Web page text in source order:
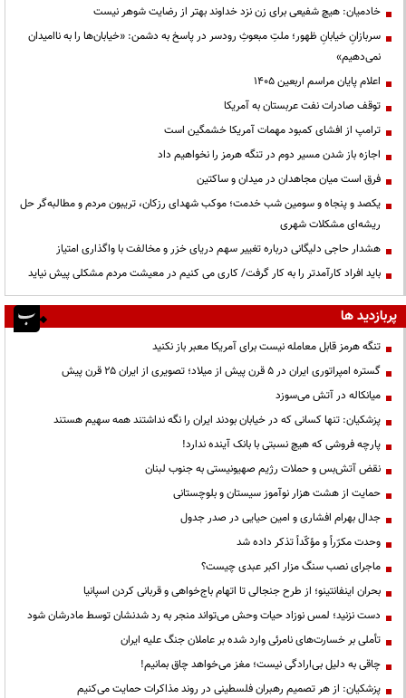
خادمیان: هیچ شفیعی برای زن نزد خداوند بهتر از رضایت شوهر نیست
سربازانِ خیابانِ ظهور؛ ملتِ مبعوثِ رودسر در پاسخ به دشمن: «خیابان‌ها را به ناامیدان
نمی‌دهیم»
اعلام پایان مراسم اربعین ۱۴۰۵
توقف صادرات نفت عربستان به آمریکا
ترامپ از افشای کمبود مهمات آمریکا خشمگین است
اجازه باز شدن مسیر دوم در تنگه هرمز را نخواهیم داد
فرق است میان مجاهدان در میدان و ساکتین
یکصد و پنجاه و سومین شب خدمت؛ موکب شهدای رزکان، تریبون مردم و مطالبه‌گر حل
ریشه‌ای مشکلات شهری
هشدار حاجی دلیگانی درباره تغییر سهم دریای خزر و مخالفت با واگذاری امتیاز
باید افراد کارآمدتر را به کار گرفت/ کاری می کنیم در معیشت مردم مشکلی پیش نیاید
پربازدید ها
تنگه هرمز قابل معامله نیست برای آمریکا معبر باز نکنید
گستره امپراتوری ایران در ۵ قرن پیش از میلاد؛ تصویری از ایران ۲۵ قرن پیش
میانکاله در آتش می‌سوزد
پزشکیان: تنها کسانی که در خیابان بودند ایران را نگه نداشتند همه سهیم هستند
پارچه فروشی که هیچ نسبتی با بانک آینده ندارد!
نقض آتش‌بس و حملات رژیم صهیونیستی به جنوب لبنان
حمایت از هشت هزار نوآموز سیستان و بلوچستانی
جدال بهرام افشاری و امین حیایی در صدر جدول
وحدت مکرّراً و مؤکّداً تذکر داده شد
ماجرای نصب سنگ مزار اکبر عبدی چیست؟
بحران اینفانتینو؛ از طرح جنجالی تا اتهام باج‌خواهی و قربانی کردن اسپانیا
دست نزنید؛ لمس نوزاد حیات وحش می‌تواند منجر به رد شدنشان توسط مادرشان شود
تأملی بر خسارت‌های نامرئی وارد شده بر عاملان جنگ علیه ایران
چاقی به دلیل بی‌ارادگی نیست؛ مغز می‌خواهد چاق بمانیم!
پزشکیان: از هر تصمیم رهبران فلسطینی در روند مذاکرات حمایت می‌کنیم